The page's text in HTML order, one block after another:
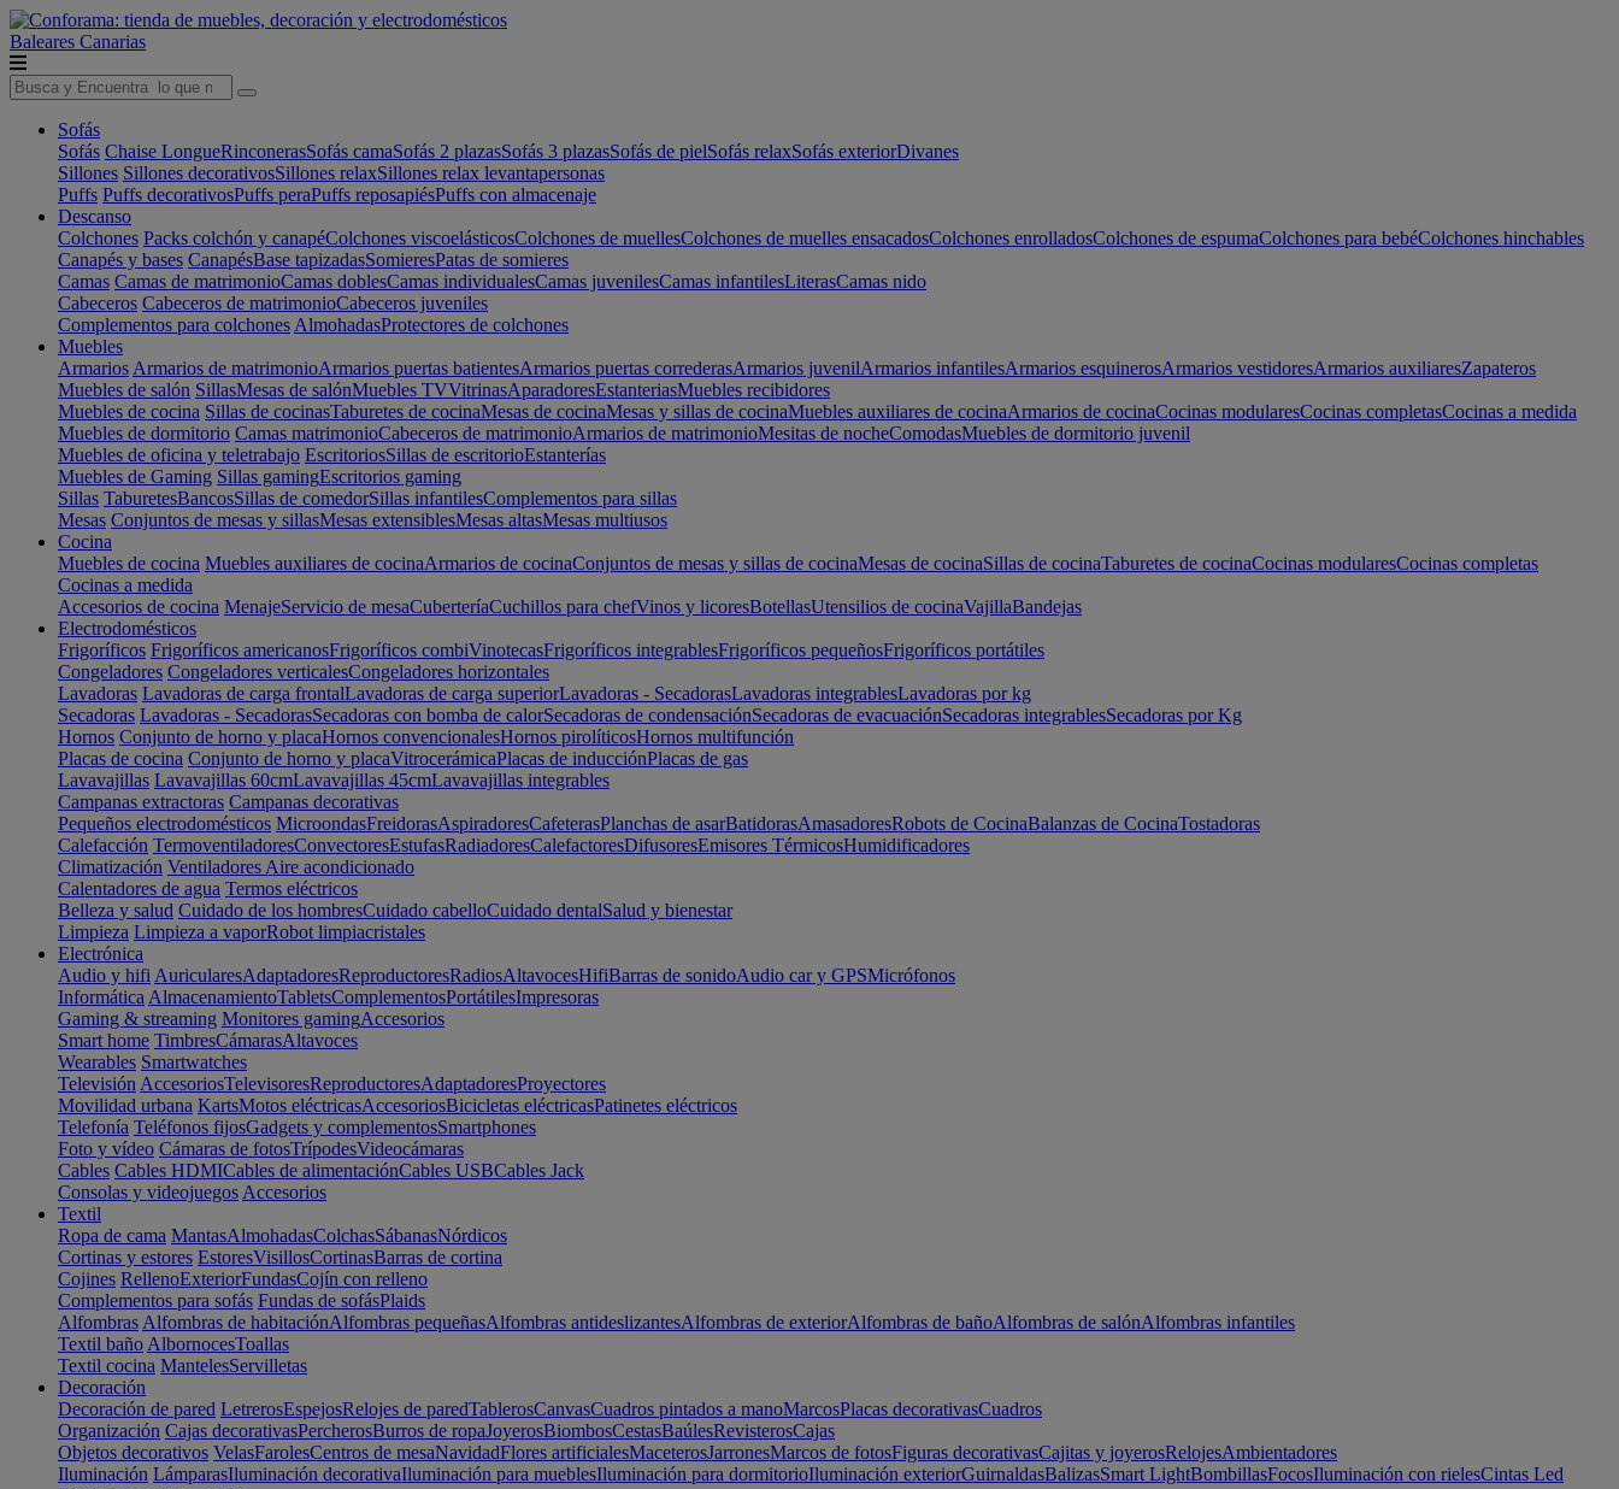
Baleares Canarias
Sofás
Sofás Chaise LongueRinconerasSofás camaSofás 2 plazasSofás 3 plazasSofás de pielSofás relaxSofás exteriorDivanes
Sillones Sillones decorativosSillones relaxSillones relax levantapersonas
Puffs Puffs decorativosPuffs peraPuffs reposapiésPuffs con almacenaje
Descanso
Colchones Packs colchón y canapéColchones viscoelásticosColchones de muellesColchones de muelles ensacadosColchones enrolladosColchones de espumaColchones para bebéColchones hinchables
Canapés y bases CanapésBase tapizadasSomieresPatas de somieres
Camas Camas de matrimonioCamas doblesCamas individualesCamas juvenilesCamas infantilesLiterasCamas nido
Cabeceros Cabeceros de matrimonioCabeceros juveniles
Complementos para colchones AlmohadasProtectores de colchones
Muebles
Armarios Armarios de matrimonioArmarios puertas batientesArmarios puertas correderasArmarios juvenilArmarios infantilesArmarios esquinerosArmarios vestidoresArmarios auxiliaresZapateros
Muebles de salón SillasMesas de salónMuebles TVVitrinasAparadoresEstanteriasMuebles recibidores
Muebles de cocina Sillas de cocinasTaburetes de cocinaMesas de cocinaMesas y sillas de cocinaMuebles auxiliares de cocinaArmarios de cocinaCocinas modularesCocinas completasCocinas a medida
Muebles de dormitorio Camas matrimonioCabeceros de matrimonioArmarios de matrimonioMesitas de nocheComodasMuebles de dormitorio juvenil
Muebles de oficina y teletrabajo EscritoriosSillas de escritorioEstanterías
Muebles de Gaming Sillas gamingEscritorios gaming
Sillas TaburetesBancosSillas de comedorSillas infantilesComplementos para sillas
Mesas Conjuntos de mesas y sillasMesas extensiblesMesas altasMesas multiusos
Cocina
Muebles de cocina Muebles auxiliares de cocinaArmarios de cocinaConjuntos de mesas y sillas de cocinaMesas de cocinaSillas de cocinaTaburetes de cocinaCocinas modularesCocinas completas
Cocinas a medida
Accesorios de cocina MenajeServicio de mesaCuberteríaCuchillos para chefVinos y licoresBotellasUtensilios de cocinaVajillaBandejas
Electrodomésticos
Frigoríficos Frigoríficos americanosFrigoríficos combiVinotecasFrigoríficos integrablesFrigoríficos pequeñosFrigoríficos portátiles
Congeladores Congeladores verticalesCongeladores horizontales
Lavadoras Lavadoras de carga frontalLavadoras de carga superiorLavadoras - SecadorasLavadoras integrablesLavadoras por kg
Secadoras Lavadoras - SecadorasSecadoras con bomba de calorSecadoras de condensaciónSecadoras de evacuaciónSecadoras integrablesSecadoras por Kg
Hornos Conjunto de horno y placaHornos convencionalesHornos pirolíticosHornos multifunción
Placas de cocina Conjunto de horno y placaVitrocerámicaPlacas de inducciónPlacas de gas
Lavavajillas Lavavajillas 60cmLavavajillas 45cmLavavajillas integrables
Campanas extractoras Campanas decorativas
Pequeños electrodomésticos MicroondasFreidorasAspiradoresCafeterasPlanchas de asarBatidorasAmasadoresRobots de CocinaBalanzas de CocinaTostadoras
Calefacción TermoventiladoresConvectoresEstufasRadiadoresCalefactoresDifusoresEmisores TérmicosHumidificadores
Climatización Ventiladores Aire acondicionado
Calentadores de agua Termos eléctricos
Belleza y salud Cuidado de los hombresCuidado cabelloCuidado dentalSalud y bienestar
Limpieza Limpieza a vaporRobot limpiacristales
Electrónica
Audio y hifi AuricularesAdaptadoresReproductoresRadiosAltavocesHifiBarras de sonidoAudio car y GPSMicrófonos
Informática AlmacenamientoTabletsComplementosPortátilesImpresoras
Gaming & streaming Monitores gamingAccesorios
Smart home TimbresCámarasAltavoces
Wearables Smartwatches
Televisión AccesoriosTelevisoresReproductoresAdaptadoresProyectores
Movilidad urbana KartsMotos eléctricasAccesoriosBicicletas eléctricasPatinetes eléctricos
Telefonía Teléfonos fijosGadgets y complementosSmartphones
Foto y vídeo Cámaras de fotosTrípodesVideocámaras
Cables Cables HDMICables de alimentaciónCables USBCables Jack
Consolas y videojuegos Accesorios
Textil
Ropa de cama MantasAlmohadasColchasSábanasNórdicos
Cortinas y estores EstoresVisillosCortinasBarras de cortina
Cojines RellenoExteriorFundasCojín con relleno
Complementos para sofás Fundas de sofásPlaids
Alfombras Alfombras de habitaciónAlfombras pequeñasAlfombras antideslizantesAlfombras de exteriorAlfombras de bañoAlfombras de salónAlfombras infantiles
Textil baño AlbornocesToallas
Textil cocina MantelesServilletas
Decoración
Decoración de pared LetrerosEspejosRelojes de paredTablerosCanvasCuadros pintados a manoMarcosPlacas decorativasCuadros
Organización Cajas decorativasPercherosBurros de ropaJoyerosBiombosCestasBaúlesRevisterosCajas
Objetos decorativos VelasFarolesCentros de mesaNavidadFlores artificialesMaceterosJarronesMarcos de fotosFiguras decorativasCajitas y joyerosRelojesAmbientadores
Iluminación LámparasIluminación decorativaIluminación para mueblesIluminación para dormitorioIluminación exteriorGuirnaldasBalizasSmart LightBombillasFocosIluminación con rielesCintas Led